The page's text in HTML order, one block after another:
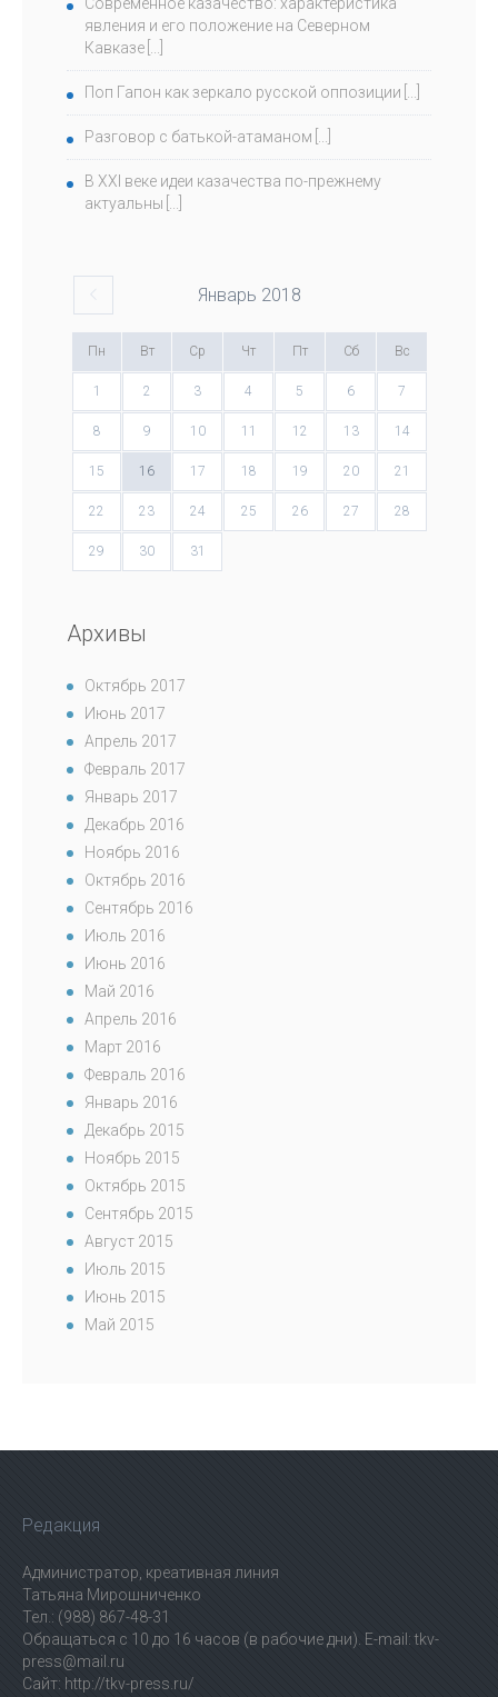
явления и его положение на Северном
Кавказе
Поп Гапон как зеркало русской оппозиции
Разговор с батькой-атаманом
В ХХI веке идеи казачества по-прежнему
актуальны
Январь 2018
Пн Вт Ср Чт Пт Сб Вс
1 2 3 4 5 6 7
8 9 10 11 12 13 14
15 16 17 18 19 20 21
22 23 24 25 26 27 28
29 30 31
Архивы
Октябрь 2017
Июнь 2017
Апрель 2017
Февраль 2017
Январь 2017
Декабрь 2016
Ноябрь 2016
Октябрь 2016
Сентябрь 2016
Июль 2016
Июнь 2016
Май 2016
Апрель 2016
Март 2016
Февраль 2016
Январь 2016
Декабрь 2015
Ноябрь 2015
Октябрь 2015
Сентябрь 2015
Август 2015
Июль 2015
Июнь 2015
Май 2015
Редакция
Администратор, креативная линия
Татьяна Мирошниченко
Тел.: (988) 867-48-31
Обращаться с 10 до 16 часов (в рабочие дни). E-mail: tkv-
press@mail.ru
Сайт: http://tkv-press.ru/